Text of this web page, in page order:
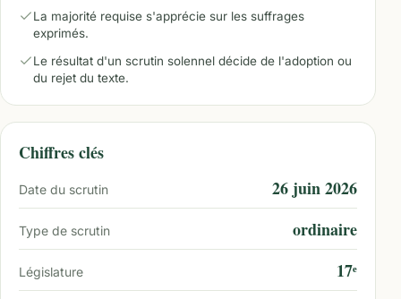
La majorité requise s'apprécie sur les suffrages
exprimés.
Le résultat d'un scrutin solennel décide de l'adoption ou
du rejet du texte.
Chiffres clés
Date du scrutin 26 juin 2026
Type de scrutin ordinaire
Législature 17ᵉ